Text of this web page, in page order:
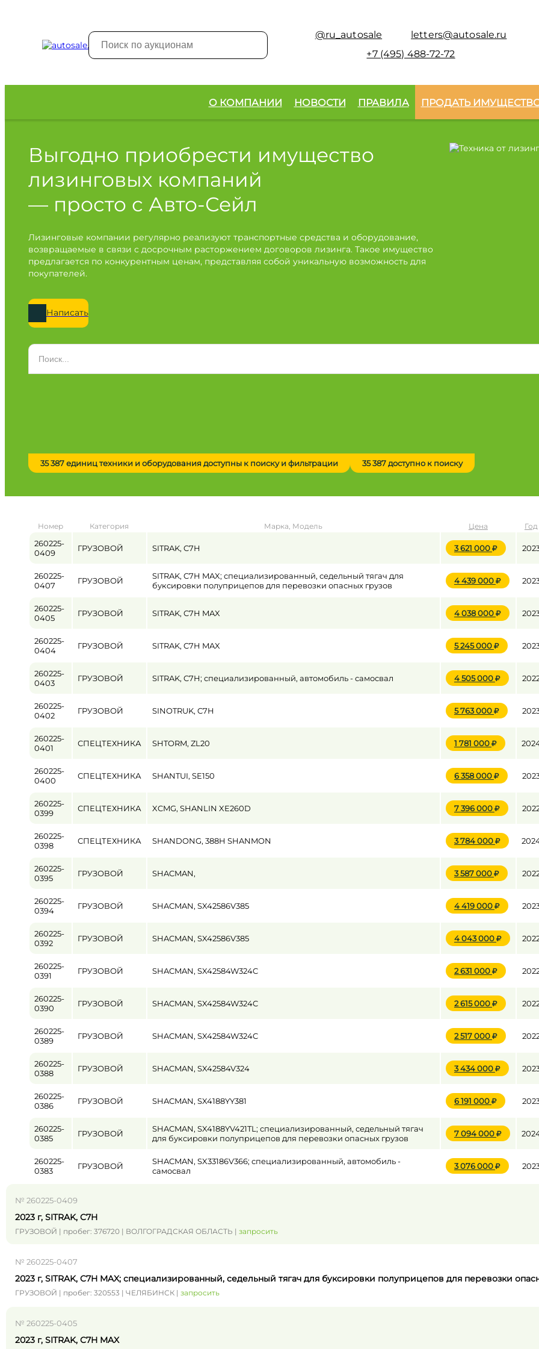
@ru_autosale
letters@autosale.ru
+7 (495) 488-72-72
О КОМПАНИИ НОВОСТИ ПРАВИЛА ПРОДАТЬ
Выгодно приобрести имущество
лизинговых компаний
— просто с Авто-Сейл
Лизинговые компании регулярно реализуют транспортные средства и оборудование,
возвращаемые в связи с досрочным расторжением договоров лизинга. Такое имущество
предлагается по конкурентным ценам, представляя собой уникальную возможность для
покупателей.
Написать
Сначала выберите марку
Город / регион
от
Цена
от
35 387 единиц техники и оборудования доступны к поиску и фильтрации 35 387 доступно к поиску
Номер Категория Марка, Модель Цена Год
260225-
0409
ГРУЗОВОЙ SITRAK, C7H 3 621 000
260225-
0407
ГРУЗОВОЙ
SITRAK, C7H MAX; специализированный, седельный тягач для
буксировки полуприцепов для перевозки опасных грузов
4 439 000
260225-
0405
ГРУЗОВОЙ SITRAK, C7H MAX 4 038 000
260225-
0404
ГРУЗОВОЙ SITRAK, C7H MAX 5 245 000
260225-
0403
ГРУЗОВОЙ SITRAK, C7H; специализированный, автомобиль - самосвал 4 505 000
260225-
0402
ГРУЗОВОЙ SINOTRUK, C7H 5 763 000
260225-
0401
СПЕЦТЕХНИКА SHTORM, ZL20 1 781 000
260225-
0400
СПЕЦТЕХНИКА SHANTUI, SE150 6 358 000
260225-
0399
СПЕЦТЕХНИКА XCMG, SHANLIN XE260D 7 396 000
260225-
0398
СПЕЦТЕХНИКА SHANDONG, 388H SHANMON 3 784 000
260225-
0395
ГРУЗОВОЙ SHACMAN, 3 587 000
260225-
0394
ГРУЗОВОЙ SHACMAN, SX42586V385 4 419 000
260225-
0392
ГРУЗОВОЙ SHACMAN, SX42586V385 4 043 000
260225-
0391
ГРУЗОВОЙ SHACMAN, SX42584W324C 2 631 000
260225-
0390
ГРУЗОВОЙ SHACMAN, SX42584W324C 2 615 000
260225-
0389
ГРУЗОВОЙ SHACMAN, SX42584W324C 2 517 000
260225-
0388
ГРУЗОВОЙ SHACMAN, SX42584V324 3 434 000
260225-
0386
ГРУЗОВОЙ SHACMAN, SX4188YY381 6 191 000
260225-
0385
ГРУЗОВОЙ
SHACMAN, SX4188YV421TL; специализированный, седельный тягач
для буксировки полуприцепов для перевозки опасных грузов
7 094 000
260225-
0383
ГРУЗОВОЙ
SHACMAN, SX33186V366; специализированный, автомобиль -
самосвал
3 076 000
№ 260225-0409
2023 г, SITRAK, C7H
ГРУЗОВОЙ | пробег: 376720 | ВОЛГОГРАДСКАЯ ОБЛАСТЬ | запросить
№ 260225-0407
2023 г, SITRAK, C7H MAX; специализированный, седельный тягач для буксировки полуприцепов для перевозки
ГРУЗОВОЙ | пробег: 320553 | ЧЕЛЯБИНСК | запросить
№ 260225-0405
2023 г, SITRAK, C7H MAX